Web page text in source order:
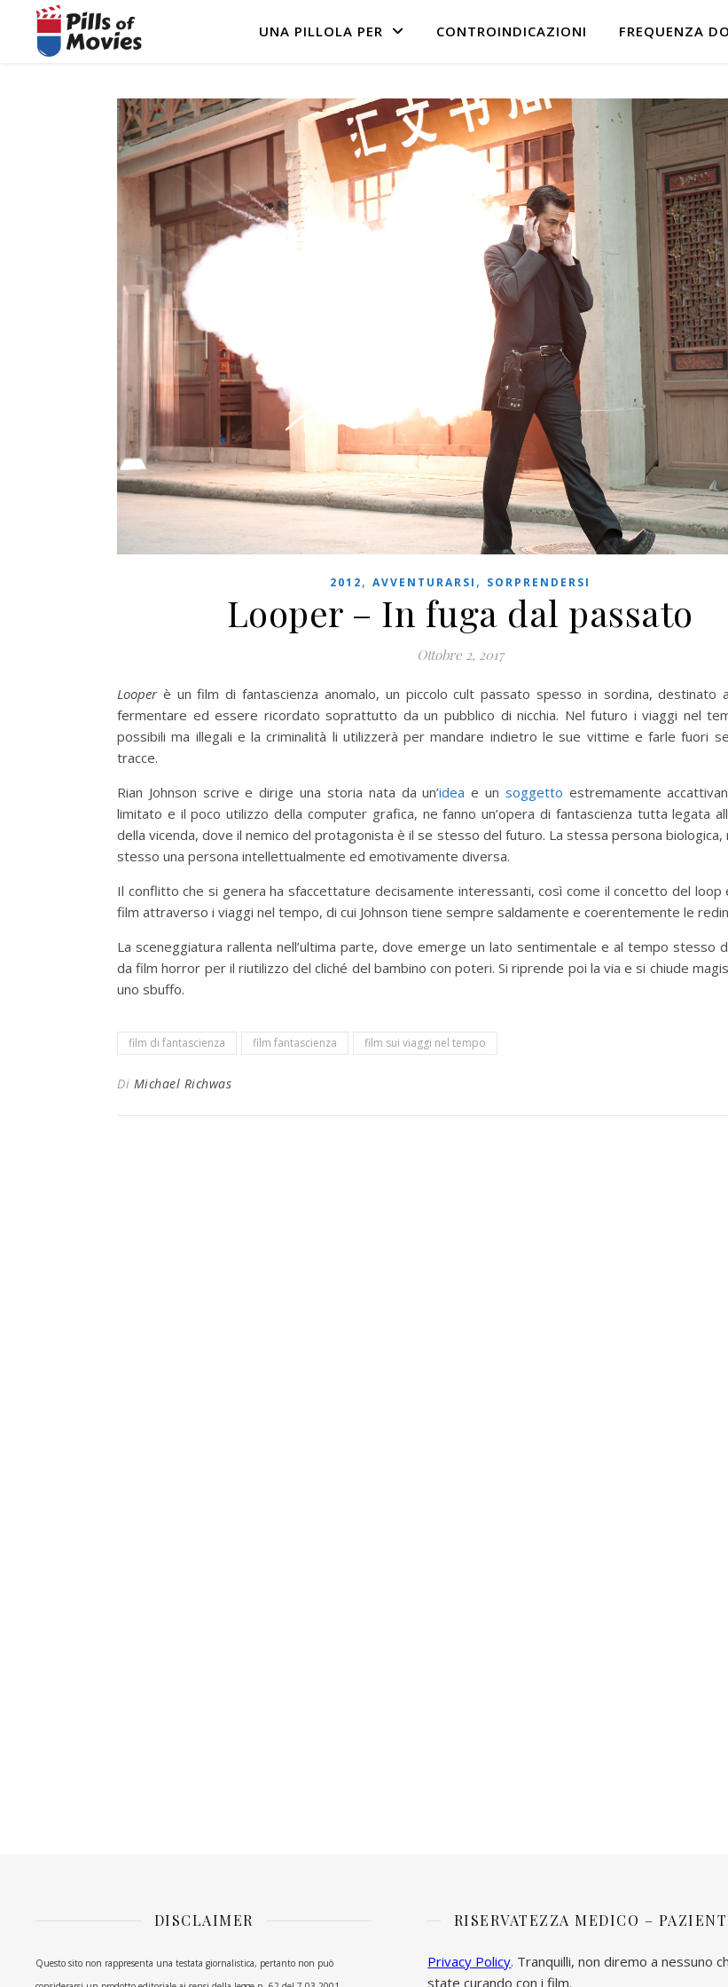
UNA PILLOLA PER CONTROINDICAZIONI FREQUENZA
2012, AVVENTURARSI , SORPRENDERSI
Looper – In fuga dal passato
Ottobre 2, 2017
Looperè un film di fantascienza anomalo, un piccolo cult passato spesso in sordina, destinato
fermentare ed essere ricordato soprattutto da un pubblico di nicchia. Nel futuro i viaggi nel
possibili ma illegali e la criminalità li utilizzerà per mandare indietro le sue vittime e farle fuori
tracce.
Rian Johnson scrive e dirige una storia nata da un’idea e un soggetto estremamente
limitato e il poco utilizzo della computer grafica, ne fanno un’opera di fantascienza tutta legata
della vicenda, dove il nemico del protagonista è il se stesso del futuro. La stessa persona biologica,
stesso una persona intellettualmente ed emotivamente diversa.
Il conflitto che si genera ha sfaccettature decisamente interessanti, così come il concetto del loop
film attraverso i viaggi nel tempo, di cui Johnson tiene sempre saldamente e coerentemente le
La sceneggiatura rallenta nell’ultima parte, dove emerge un lato sentimentale e al tempo stesso
da film horror per il riutilizzo del cliché del bambino con poteri. Si riprende poi la via e si chiude
uno sbuffo.
film di fantascienza film fantascienza film sui viaggi nel tempo
Di Michael Richwas
DISCLAIMER
Questo sito non rappresenta una testata giornalistica, pertanto non può
RISERVATEZZA MEDICO –
Privacy Policy. Tranquilli, non diremo a nessuno
state curando con i film.